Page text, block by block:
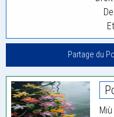
Partage du